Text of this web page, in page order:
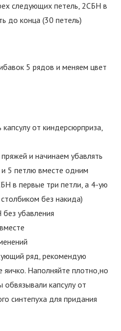
следующих петель, 2СБН в
до конца (30 петель)
5 рядов и меняем цвет
от киндерсюрприза,
и начинаем убавлять
5 петлю вместе одним
в первые три петли, а 4-ую
без накида)
убавления
ряд, рекомендую
Наполняйте плотно,но
обвязывали капсулу от
синтепуха для придания